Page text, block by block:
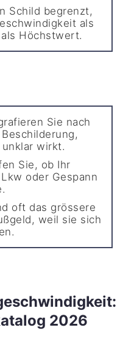
Schild begrenzt,
als
Höchstwert.
Sie nach
wirkt.
Sie, ob Ihr
oder Gespann
oft das grössere
weil sie sich
2026